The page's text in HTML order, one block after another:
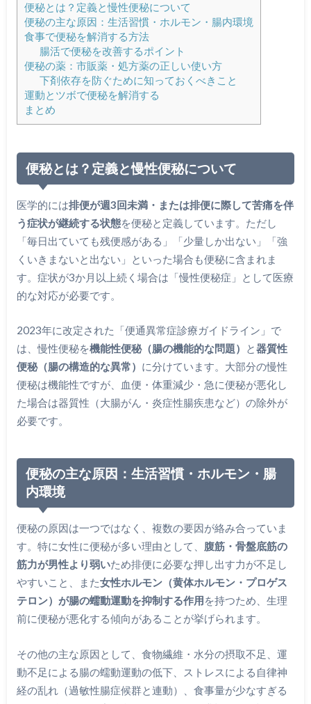
便秘とは？定義と慢性便秘について
便秘の主な原因：生活習慣・ホルモン・腸内環境
食事で便秘を解消する方法
腸活で便秘を改善するポイント
便秘の薬：市販薬・処方薬の正しい使い方
下剤依存を防ぐために知っておくべきこと
運動とツボで便秘を解消する
まとめ
便秘とは？定義と慢性便秘について
医学的には排便が週3回未満・または排便に際して苦痛を伴
う症状が継続する状態を便秘と定義しています。ただし
「毎日出ていても残便感がある」「少量しか出ない」「強
くいきまないと出ない」といった場合も便秘に含まれま
す。症状が3か月以上続く場合は「慢性便秘症」として医療
的な対応が必要です。
2023年に改定された「便通異常症診療ガイドライン」で
は、慢性便秘を機能性便秘（腸の機能的な問題） と器質性
便秘（腸の構造的な異常） に分けています。大部分の慢性
便秘は機能性ですが、血便・体重減少・急に便秘が悪化し
た場合は器質性（大腸がん・炎症性腸疾患など）の除外が
必要です。
便秘の主な原因：生活習慣・ホルモン・腸
内環境
便秘の原因は一つではなく、複数の要因が絡み合っていま
す。特に女性に便秘が多い理由として、 腹筋・骨盤底筋の
筋力が男性より弱いため排便に必要な押し出す力が不足し
やすいこと、また女性ホルモン（黄体ホルモン・プロゲス
テロン）が腸の蠕動運動を抑制する作用を持つため、生理
前に便秘が悪化する傾向があることが挙げられます。
その他の主な原因として、食物繊維・水分の摂取不足、運
動不足による腸の蠕動運動の低下、ストレスによる自律神
経の乱れ（過敏性腸症候群と連動）、食事量が少なすぎる